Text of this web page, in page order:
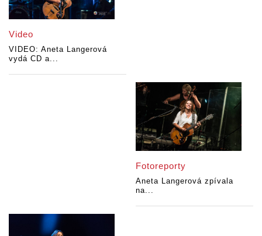
Video
VIDEO: Aneta Langerová
vydá CD a...
Fotoreporty
Aneta Langerová zpívala
na...